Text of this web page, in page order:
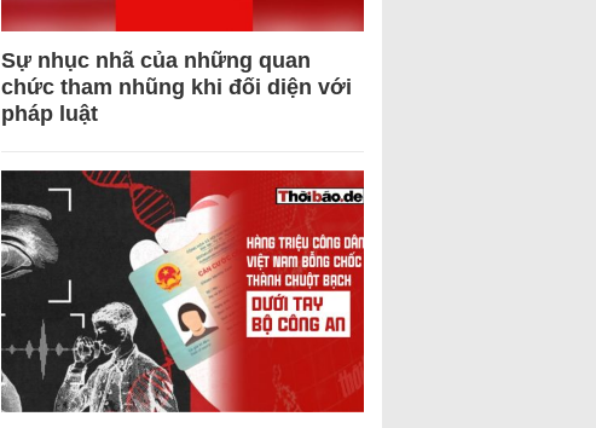
Sự nhục nhã của những quan
chức tham nhũng khi đối diện với
pháp luật